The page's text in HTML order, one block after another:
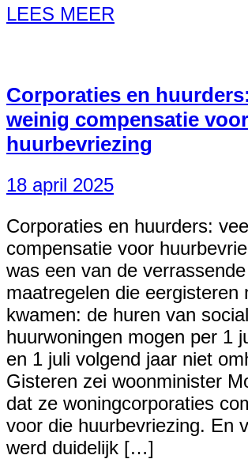
LEES MEER
Corporaties en
weinig compensatie voor
huurbevriezing
18 april 2025
Corporaties en huurders:
compensatie voor
was een van de verrassende
maatregelen die eergisteren
kwamen: de huren van
huurwoningen mogen per 1
en 1 juli volgend jaar niet
Gisteren zei woonminister
dat ze woningcorporaties
voor die huurbevriezing. En
werd duidelijk […]